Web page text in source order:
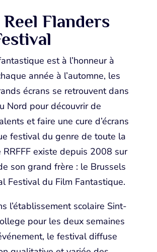
Flanders
est à l’honneur à
année à l’automne, les
écrans se retrouvent dans
Nord pour découvrir de
et faire une cure d’écrans
festival du genre de toute la
existe depuis 2008 sur
son grand frère : le Brussels
Festival du Film Fantastique.
l’établissement scolaire Sint-
pour les deux semaines
le festival diffuse